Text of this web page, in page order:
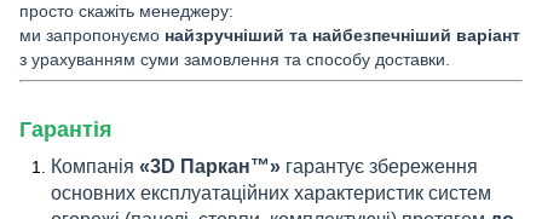
просто скажіть менеджеру:
ми запропонуємо найзручніший та найбезпечніший варіант
з урахуванням суми замовлення та способу доставки.
Гарантія
Компанія «3D Паркан™» гарантує збереження
основних експлуатаційних характеристик систем